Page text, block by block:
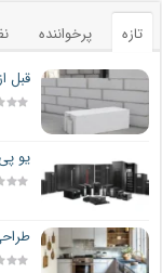
تازه پرخواننده
قبل
یو